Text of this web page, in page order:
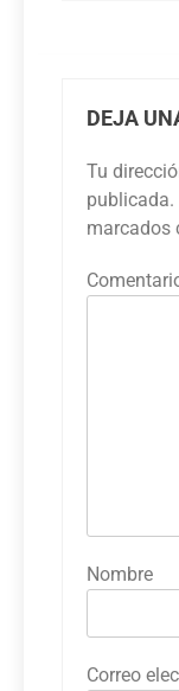
DEJA
Tu
publicada.
marcados
Nombre
Correo